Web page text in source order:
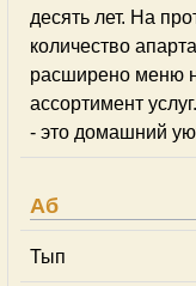
десять лет. На
количество
расширено меню
ассортимент
- это домашний
Аб
Тып